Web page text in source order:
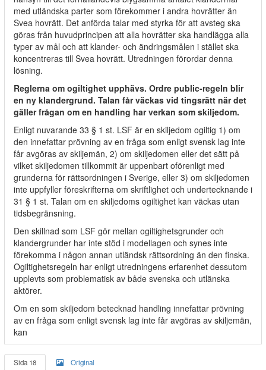
med utländska parter som förekommer i andra hovrätter än
Svea hovrätt. Det anförda talar med styrka för att avsteg ska
göras från huvudprincipen att alla hovrätter ska handlägga alla
typer av mål och att klander- och ändringsmålen i stället ska
koncentreras till Svea hovrätt. Utredningen förordar denna
lösning.
Reglerna om ogiltighet upphävs. Ordre public-regeln blir
en ny klandergrund. Talan får väckas vid tingsrätt när det
gäller frågan om en handling har verkan som skiljedom.
Enligt nuvarande 33 § 1 st. LSF är en skiljedom ogiltig 1) om
den innefattar prövning av en fråga som enligt svensk lag inte
får avgöras av skiljemän, 2) om skiljedomen eller det sätt på
vilket skiljedomen tillkommit är uppenbart oförenligt med
grunderna för rättsordningen i Sverige, eller 3) om skiljedomen
inte uppfyller föreskrifterna om skriftlighet och undertecknande i
31 § 1 st. Talan om en skiljedoms ogiltighet kan väckas utan
tidsbegränsning.
Den skillnad som LSF gör mellan ogiltighetsgrunder och
klandergrunder har inte stöd i modellagen och synes inte
förekomma i någon annan utländsk rättsordning än den finska.
Ogiltighetsregeln har enligt utredningens erfarenhet dessutom
upplevts som problematisk av både svenska och utlänska
aktörer.
Om en som skiljedom betecknad handling innefattar prövning
av en fråga som enligt svensk lag inte får avgöras av skiljemän,
kan
Sida 18 Original